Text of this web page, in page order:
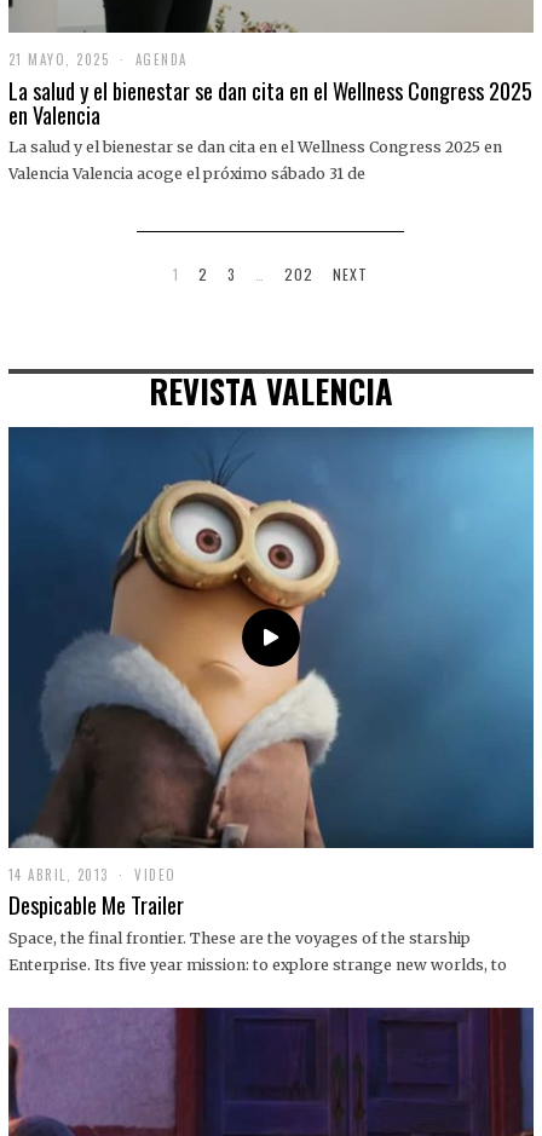
21 MAYO, 2025
1
M
O
,
AGENDA
La salud y el bienestar se dan cita en el Wellness Congress 2025
en Valencia
La salud y el bienestar se dan cita en el Wellness Congress 2025 en
Valencia Valencia acoge el próximo sábado 31 de
1 2 3 202 NEXT
REVISTA VALENCIA
14 ABRIL, 2013
9
D
C
I
1
VIDEO
Despicable Me Trailer
Space, the final frontier. These are the voyages of the starship
Enterprise. Its five year mission: to explore strange new worlds, to